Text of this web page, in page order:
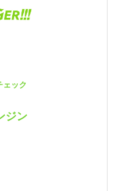
ック
ジン